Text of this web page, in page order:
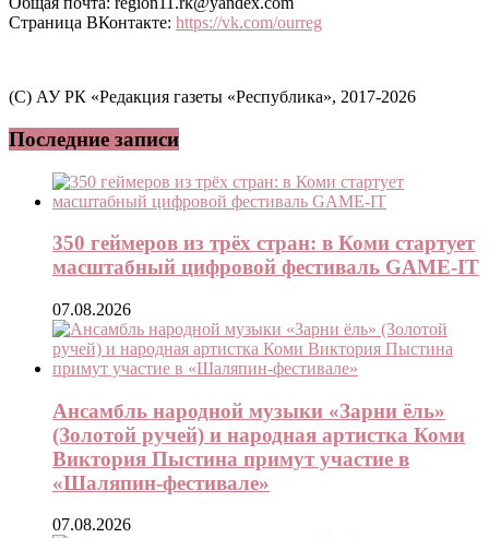
Страница ВКонтакте: https://vk.com/ourreg
(C) АУ РК «Редакция газеты «Республика», 2017-2026
Последние записи
350 геймеров из трёх стран: в Коми стартует
масштабный цифровой фестиваль GAME-IT
07.08.2026
Ансамбль народной музыки «Зарни ёль»
(Золотой ручей) и народная артистка Коми
Виктория Пыстина примут участие в
«Шаляпин-фестивале»
07.08.2026